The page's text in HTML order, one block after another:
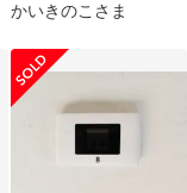
かいきのこさま